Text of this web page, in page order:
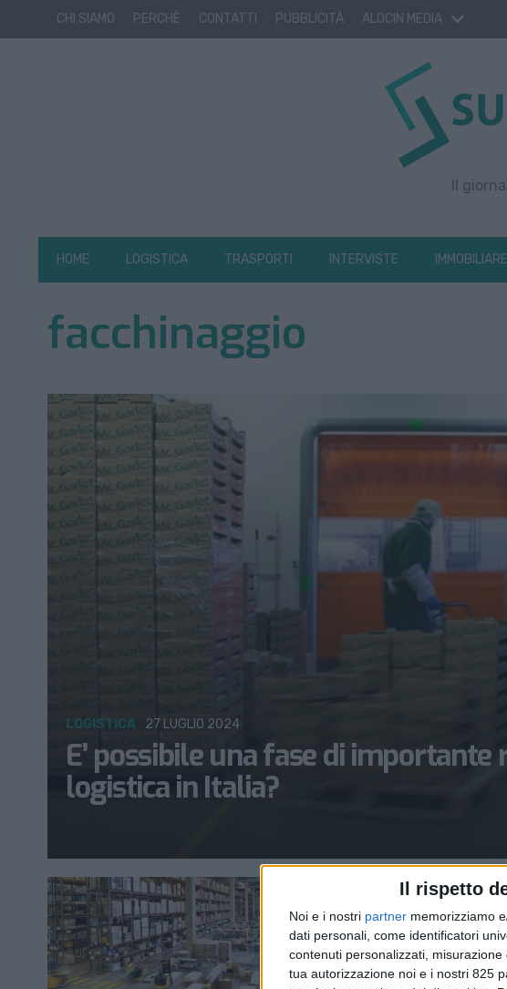
Il rispetto
Noi e i nostri partner memorizziamo
dati personali, come identificatori
contenuti personalizzati,
tua autorizzazione noi e i nostri 825
CHI SIAMO PERCHÈ CONTATTI PUBBLICITÀ ALOCIN MEDIA
Il
HOME LOGISTICA TRASPORTI INTERVISTE IMMOBILIARE
facchinaggio
E’ possibile una fase di
logistica in Italia?
LOGISTICA 27 LUGLIO 2024